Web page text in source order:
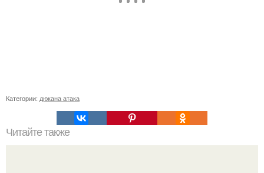
Категории: дюкана атака
Читайте также